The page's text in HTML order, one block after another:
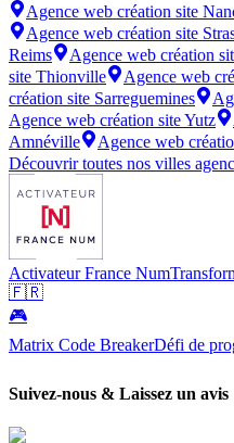
Agence web création site
Agence web création site
Reims
Agence web création
site Thionville Agence web
création site Sarreguemines
Agence web création siteYutz
Amnéville
Agence web
Découvrir toutes nos villes
Activateur France Num
🇫🇷
🎮
Matrix Code BreakerDéfi de
Suivez-nous & Laissez un avis